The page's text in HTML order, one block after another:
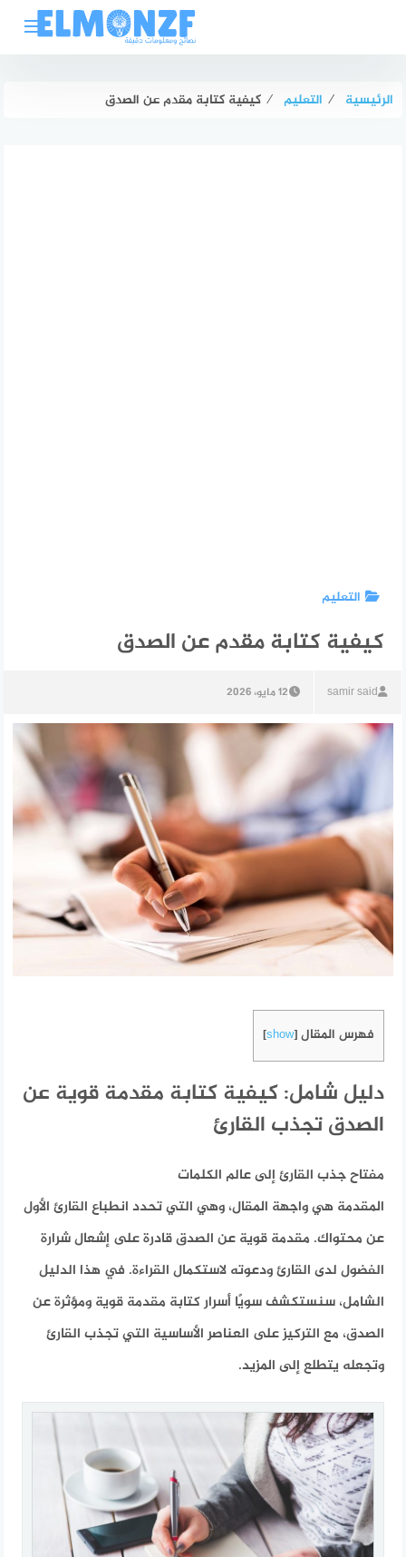
الرئيسية ⁄ التعليم ⁄ كيفية كتابة مقدم عن الصدق
التعليم
كيفية كتابة مقدم عن الصدق
samir said 12 مايو، 2026
فهرس المقال [
show
]
دليل شامل: كيفية كتابة مقدمة قوية عن
الصدق تجذب القارئ
مفتاح جذب القارئ إلى عالم الكلمات
المقدمة هي واجهة المقال، وهي التي تحدد انطباع القارئ الأول
عن محتواك. مقدمة قوية عن الصدق قادرة على إشعال شرارة
الفضول لدى القارئ ودعوته لاستكمال القراءة. في هذا الدليل
الشامل، سنستكشف سويًا أسرار كتابة مقدمة قوية ومؤثرة عن
الصدق، مع التركيز على العناصر الأساسية التي تجذب القارئ
وتجعله يتطلع إلى المزيد.